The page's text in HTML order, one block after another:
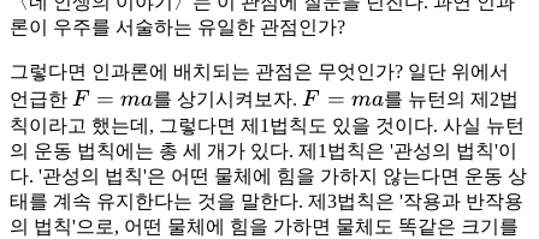
론이 우주를 서술하는 유일한 관점인가?
그렇다면 인과론에 배치되는 관점은 무엇인가? 일단 위에서
언급한 F
=
ma
F = ma를 상기시켜보자. F
=
ma
F = ma를 뉴턴의 제2법
칙이라고 했는데, 그렇다면 제1법칙도 있을 것이다. 사실 뉴턴
의 운동 법칙에는 총 세 개가 있다. 제1법칙은 '관성의 법칙'이
다. '관성의 법칙'은 어떤 물체에 힘을 가하지 않는다면 운동 상
태를 계속 유지한다는 것을 말한다. 제3법칙은 '작용과 반작용
의 법칙'으로, 어떤 물체에 힘을 가하면 물체도 똑같은 크기를